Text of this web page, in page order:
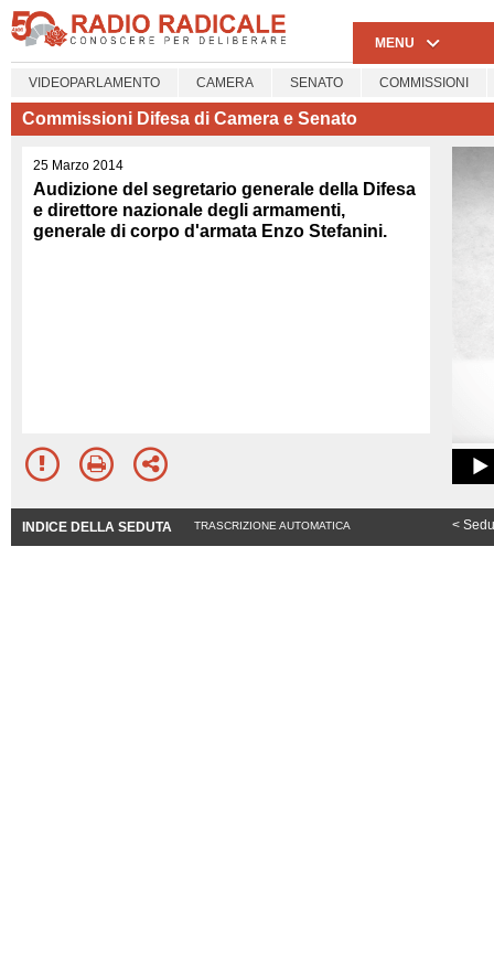
MENU
VIDEOPARLAMENTO CAMERA SENATO COMMISSIONI
Commissioni Difesa di Camera e Senato
25 Marzo 2014
Audizione del segretario generale della Difesa
e direttore nazionale degli armamenti,
generale di corpo d'armata Enzo Stefanini.
INDICE DELLA SEDUTA TRASCRIZIONE AUTOMATICA <